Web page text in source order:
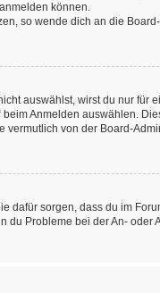
können.
so wende dich an die
auswählst, wirst du nur
Anmelden auswählen.
vermutlich von der Board-
dafür sorgen, dass du im
Probleme bei der An-